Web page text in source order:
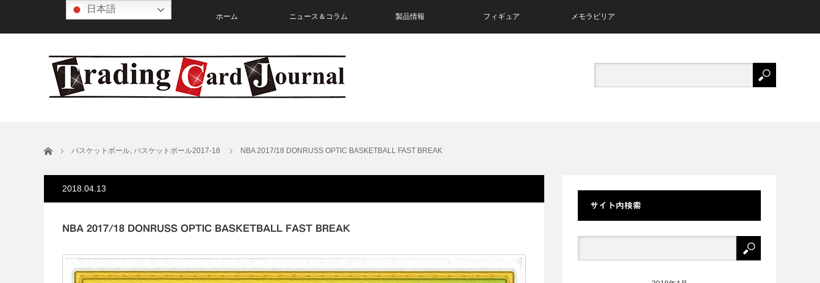
ホーム ニュース＆コラム 製品情報 フィギュア メモラビリア
ホーム バスケットボール, バスケットボール2017-18 NBA 2017/18 DONRUSS OPTIC BASKETBALL FAST BREAK
2018.04.13
NBA 2017/18 DONRUSS OPTIC BASKETBALL FAST BREAK
サイト内検索
日本語